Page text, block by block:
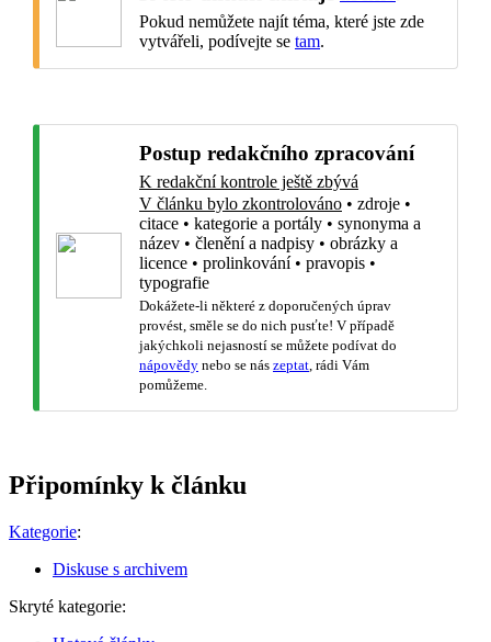
Pokud nemůžete najít téma, které jste zde
vytvářeli, podívejte se tam.
Postup redakčního zpracování
K redakční kontrole ještě zbývá
V článku bylo zkontrolováno • zdroje •
citace • kategorie a portály • synonyma a
název • členění a nadpisy • obrázky a
licence • prolinkování• pravopis •
typografie
Dokážete-li některé z doporučených úprav
provést, směle se do nich pusťte! V případě
jakýchkoli nejasností se můžete podívat do
nápovědy nebo se nás zeptat , rádi Vám
pomůžeme.
Připomínky k článku
Kategorie:
Diskuse s archivem
Skryté kategorie: